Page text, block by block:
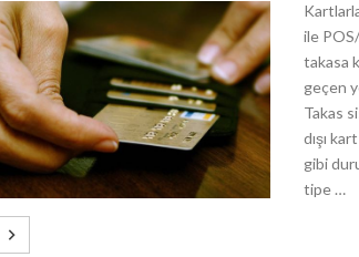
ile
takasa
geçen
Takas
dışı
gibi
tipe …